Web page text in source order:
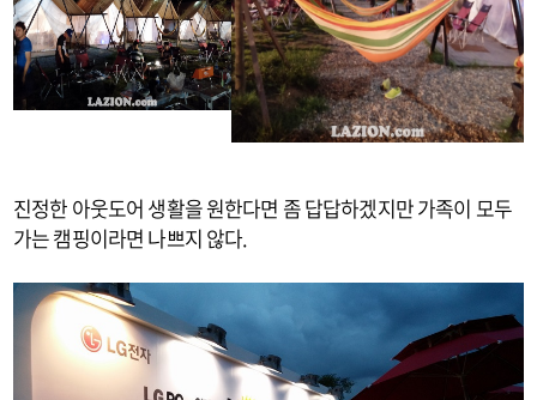
진정한 아웃도어 생활을 원한다면 좀 답답하겠지만 가족이 모두
가는 캠핑이라면 나쁘지 않다.